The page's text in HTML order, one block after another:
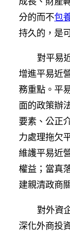
分的而不包
持久的，是
對平易
增進平易近
務重點。平
面的政策辦
要素、公正
力處理拖欠
維護平易近
權益；當真
建親清政商
對外資
深化外商投